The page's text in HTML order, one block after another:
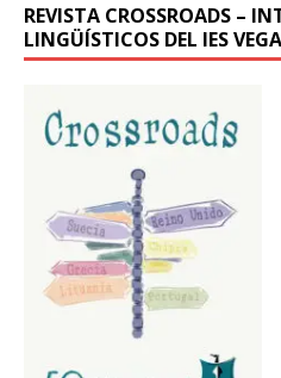
REVISTA CROSSROADS –
LINGÜÍSTICOS DEL IES